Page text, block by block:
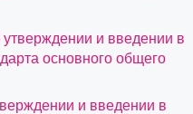
и введении в
основного общего
и введении в